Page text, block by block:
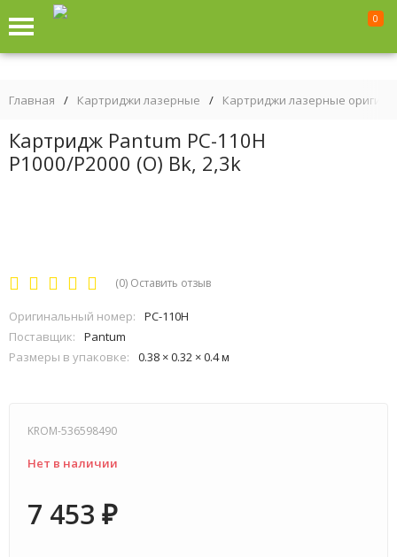
0
Главная / Картриджи лазерные / Картриджи лазерные
Картридж Pantum PC-110H
P1000/P2000 (О) Bk, 2,3k
(0) Оставить отзыв
Оригинальный номер:
PC-110H
Поставщик:
Pantum
Размеры в упаковке:
0.38 × 0.32 × 0.4 м
KROM-536598490
Нет в наличии
7 453 ₽